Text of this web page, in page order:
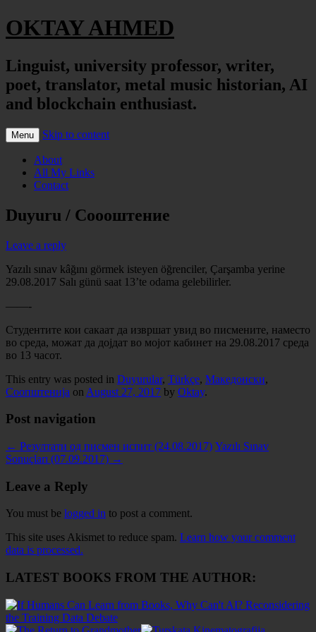
OKTAY AHMED
Linguist, university professor, writer,
poet, translator, metal music historian, AI
and blockchain enthusiast.
Menu Skip to content
About
All My Links
Contact
Duyuru / Соооштение
Leave a reply
Yazılı sınav kâğını görmek isteyen öğrenciler, Çarşamba yerine
29.08.2017 Salı günü saat 13’te odama gelebilirler.
——-
Студентите кои сакаат да извршат увид во писмените, наместо
во среда, можат да дојдат во мојот кабинет на 29.08.2017 среда
во 13 часот.
This entry was posted in Duyurular, Türkçe, Македонски,
Соопштенија on August 27, 2017 by Oktay.
Post navigation
← Резултати од писмен испит (24.08.2017) Yazılı Sınav
Sonuçları (07.09.2017) →
Leave a Reply
You must be logged in to post a comment.
This site uses Akismet to reduce spam. Learn how your comment
data is processed.
LATEST BOOKS FROM THE AUTHOR: